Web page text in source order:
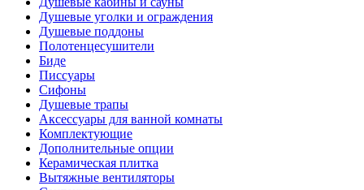
Душевые уголки и ограждения
Душевые поддоны
Полотенцесушители
Биде
Писсуары
Сифоны
Душевые трапы
Аксессуары для ванной комнаты
Комплектующие
Дополнительные опции
Керамическая плитка
Вытяжные вентиляторы